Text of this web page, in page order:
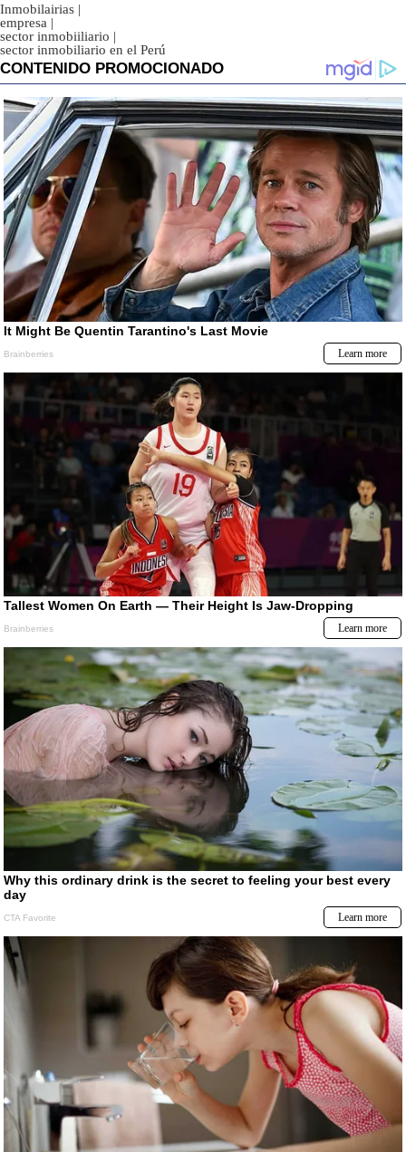
Inmobilairias |
empresa |
sector inmobiiliario |
sector inmobiliario en el Perú